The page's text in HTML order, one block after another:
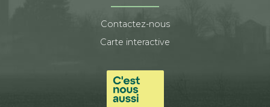
Contactez-nous
Carte interactive